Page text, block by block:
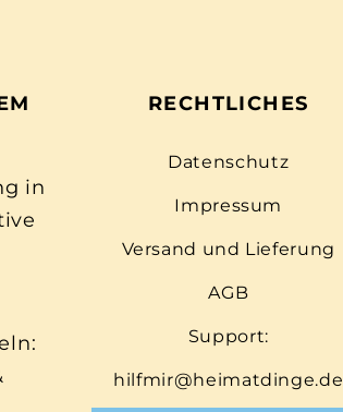
in
RECHTLICHES
Datenschutz
Impressum
Versand und Lieferung
AGB
Support:
hilfmir@heimatdinge.de